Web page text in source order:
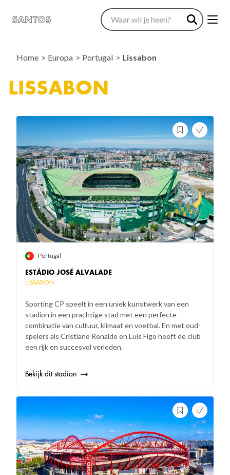
Home Europa Portugal Lissabon
LISSABON
ESTÁDIO JOSÉ ALVALADE
LISSABON
Sporting CP speelt in een uniek kunstwerk van een
stadion in een prachtige stad met een perfecte
combinatie van cultuur, klimaat en voetbal. En met oud-
spelers als Cristiano Ronaldo en Luís Figo heeft de club
een rijk en succesvol verleden.
Portugal
Bekijk dit stadion